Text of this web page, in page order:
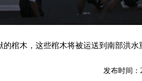
棺木，这些棺木将被运送到南部洪水
发布时间：